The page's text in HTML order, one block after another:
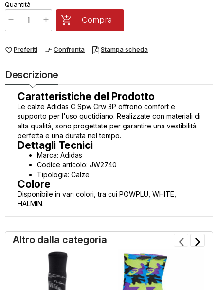
x1 Prezzo finale:
Quantità
favorite_borderPreferiti compare_arrowsConfronta Stampa scheda
Compra
Descrizione
Caratteristiche del Prodotto
Le calze Adidas C Spw Crw 3P offrono comfort e
supporto per l'uso quotidiano. Realizzate con materiali di
alta qualità, sono progettate per garantire una vestibilità
perfetta e una durata nel tempo.
Dettagli Tecnici
Marca: Adidas
Codice articolo: JW2740
Tipologia: Calze
Colore
Disponibile in vari colori, tra cui POWPLU, WHITE,
HALMIN.
Altro dalla categoria